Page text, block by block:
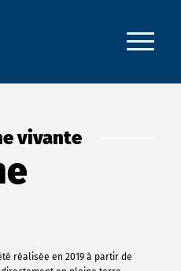
vivante
réalisée en 2019 à partir de